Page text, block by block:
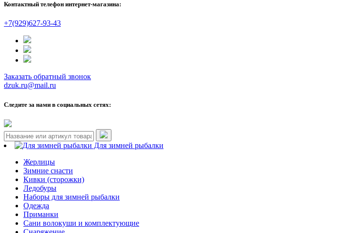
Контактный телефон интернет-магазина:
+7(929)627-93-43
Заказать обратный звонок
dzuk.ru@mail.ru
Следите за нами в социальных сетях:
Для зимней рыбалки
Жерлицы
Зимние снасти
Кивки (сторожки)
Ледобуры
Наборы для зимней рыбалки
Одежда
Приманки
Сани волокуши и комплектующие